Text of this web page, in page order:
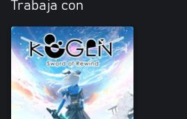
Trabaja con